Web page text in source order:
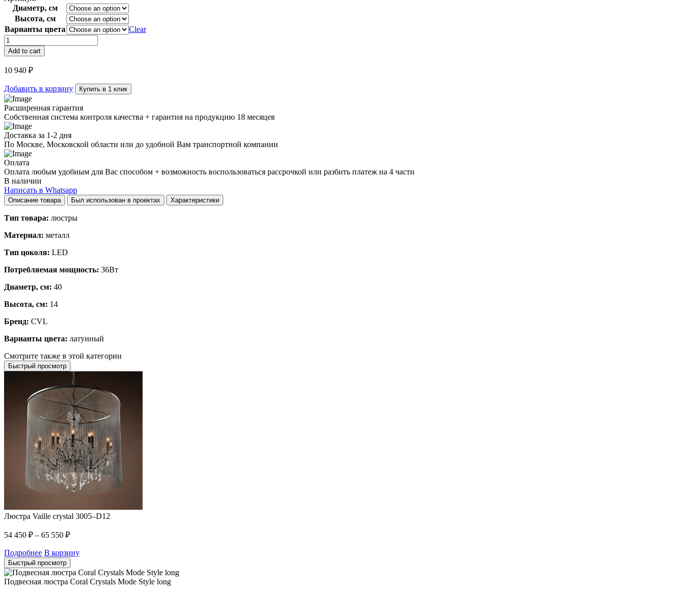
Диаметр, см
Высота, см
Варианты цвета
Clear
Люстра
Calee
V4
quantity
Add to cart
10 940 ₽
Добавить в корзину Купить в 1 клик
Расширенная гарантия
Собственная система контроля качества + гарантия на продукцию 18 месяцев
Доставка за 1-2 дня
По Москве, Московской области или до удобной Вам транспортной компании
Оплата
Оплата любым удобным для Вас способом + возможность воспользоваться рассрочкой или разбить платеж на 4 части
В наличии
Написать в Whatsapp
Описание товара Был использован в проектах Характеристики
Тип товара: люстры
Материал: металл
Тип цоколя: LED
Потребляемая мощность: 36Вт
Диаметр, см: 40
Высота, см: 14
Бренд: CVL
Варианты цвета: латунный
Смотрите также в этой категории
Быстрый просмотр
Люстра Vaille crystal 3005–D12
54 450 ₽ – 65 550 ₽
Подробнее В корзину
Быстрый просмотр
Подвесная люстра Coral Crystals Mode Style long